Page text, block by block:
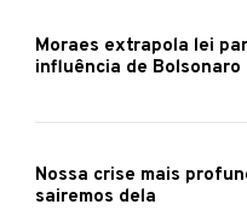
Moraes extrapola lei
influência de Bolsonaro
Nossa crise mais
sairemos dela